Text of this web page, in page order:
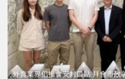
外賣業界倡推食安封口貼 拜會市政